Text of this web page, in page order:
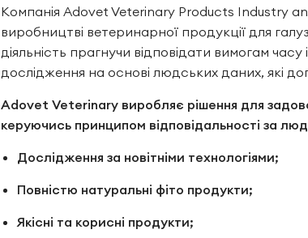
Компанія Adovet Veterinary Products Industry
виробництві ветеринарної продукції для
діяльність прагнучи відповідати вимогам
дослідження на основі людських даних, які
Adovet Veterinary виробляє рішення для
керуючись принципом відповідальності за
Дослідження за новітніми технологіями;
Повністю натуральні фіто продукти;
Якісні та корисні продукти;